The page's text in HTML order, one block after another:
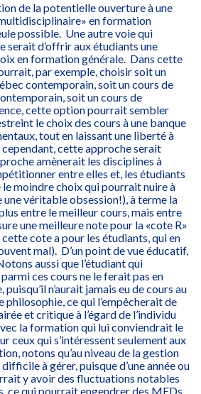
de la potentielle ouverture à une
en formation
possible. Une autre voie qui
serait d’offrir aux étudiants une
en formation générale. Dans cette
par exemple, choisir soit un
contemporain, soit un cours de
soit un cours de
cette option pourrait sembler
le choix des cours à une banque
tout en laissant une liberté à
cette approche serait
amènerait les disciplines à
entre elles et, les étudiants
moindre choix qui pourrait nuire à
une véritable obsession!), à terme la
entre le meilleur cours, mais entre
une meilleure note pour la «cote R»
cote a pour les étudiants, qui en
mal). D’un point de vue éducatif,
aussi que l’étudiant qui
ces cours ne le ferait pas en
puisqu’il n’aurait jamais eu de cours au
philosophie, ce qui l’empêcherait de
et critique à l’égard de l’individu
la formation qui lui conviendrait le
ceux qui s’intéressent seulement aux
notons qu’au niveau de la gestion
à gérer, puisque d’une année ou
y avoir des fluctuations notables
ce qui pourrait engendrer des MEDs